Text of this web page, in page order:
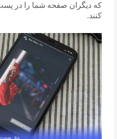
که دیگران صفحه شما را در
کنند.